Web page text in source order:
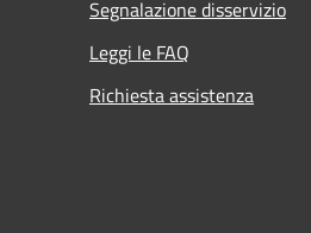
Segnalazione disservizio
Leggi le FAQ
Richiesta assistenza